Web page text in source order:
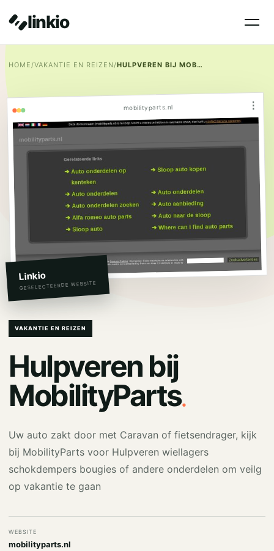
linkio
HOME/VAKANTIE EN REIZEN/ HULPVEREN BIJ MOBILITYPARTS
mobilityparts.nl ⋮
Linkio
GESELECTEERDE WEBSITE
VAKANTIE EN REIZEN
Hulpveren bij
MobilityParts.
Uw auto zakt door met Caravan of fietsendrager, kijk
bij MobilityParts voor Hulpveren wiellagers
schokdempers bougies of andere onderdelen om veilg
op vakantie te gaan
WEBSITE
mobilityparts.nl